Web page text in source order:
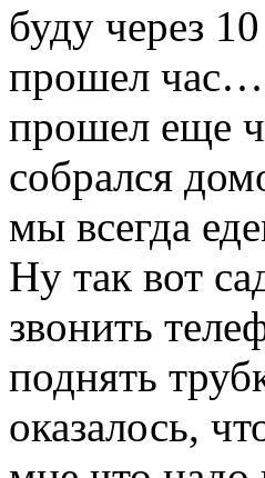
буду через
прошел час…
прошел еще
собрался
мы всегда
Ну так вот
звонить
поднять
оказалось,